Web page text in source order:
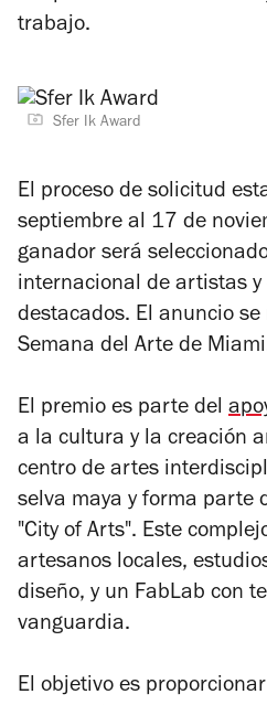
trabajo.
Sfer Ik Award
El proceso de solicitud
septiembre al 17 de
ganador será
internacional de artistas y
destacados. El anuncio
Semana del Arte de
El premio es parte del
a la cultura y la creación
centro de artes
selva maya y forma parte
"City of Arts". Este
artesanos locales,
diseño, y un FabLab con
vanguardia.
El objetivo es